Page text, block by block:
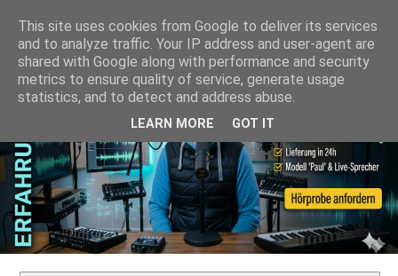
This site uses cookies from Google to deliver its services
and to analyze traffic. Your IP address and user-agent are
shared with Google along with performance and security
metrics to ensure quality of service, generate usage
statistics, and to detect and address abuse.
LEARN MORE GOT IT